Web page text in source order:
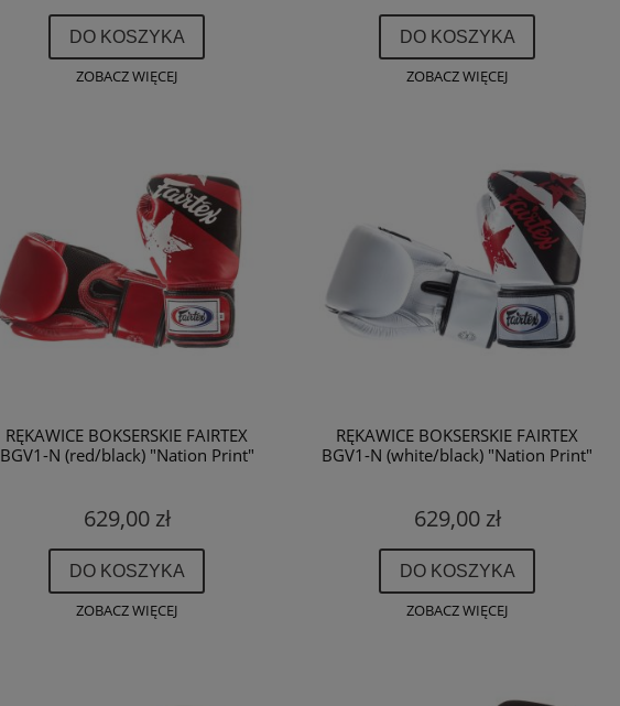
DO KOSZYKA
ZOBACZ WIĘCEJ
DO KOSZYKA
ZOBACZ WIĘCEJ
RĘKAWICE BOKSERSKIE FAIRTEX
BGV1-N (red/black) "Nation Print"
629,00 zł
DO KOSZYKA
ZOBACZ WIĘCEJ
RĘKAWICE BOKSERSKIE FAIRTEX
BGV1-N (white/black) "Nation Print"
629,00 zł
DO KOSZYKA
ZOBACZ WIĘCEJ